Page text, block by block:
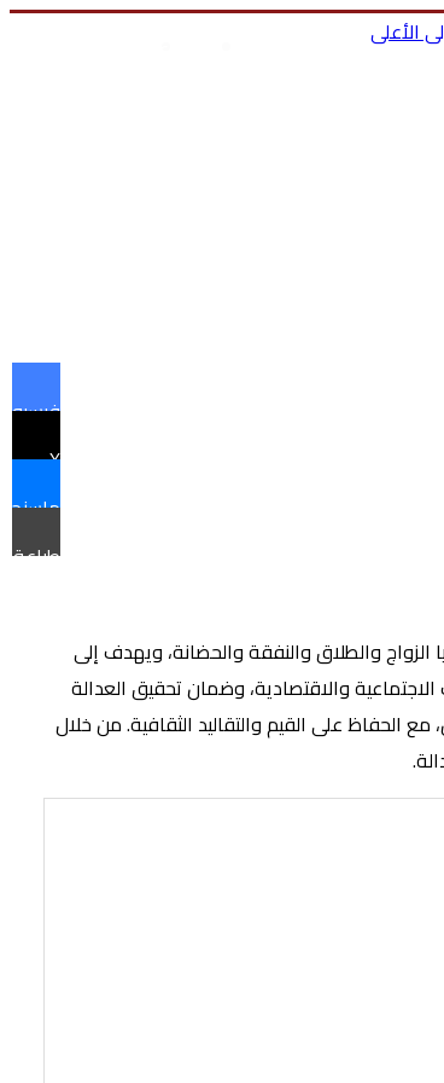
الزواج والطلاق والنفقة والحضانة، ويهدف إلى
والاقتصادية، وضمان تحقيق العدالة
الحفاظ على القيم والتقاليد الثقافية. من خلال
X
ماسنجر
طباعة
الأعلى